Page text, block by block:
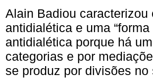
Alain Badiou
antidialética e uma
antidialética porque há
categorias e por
se produz por divisões